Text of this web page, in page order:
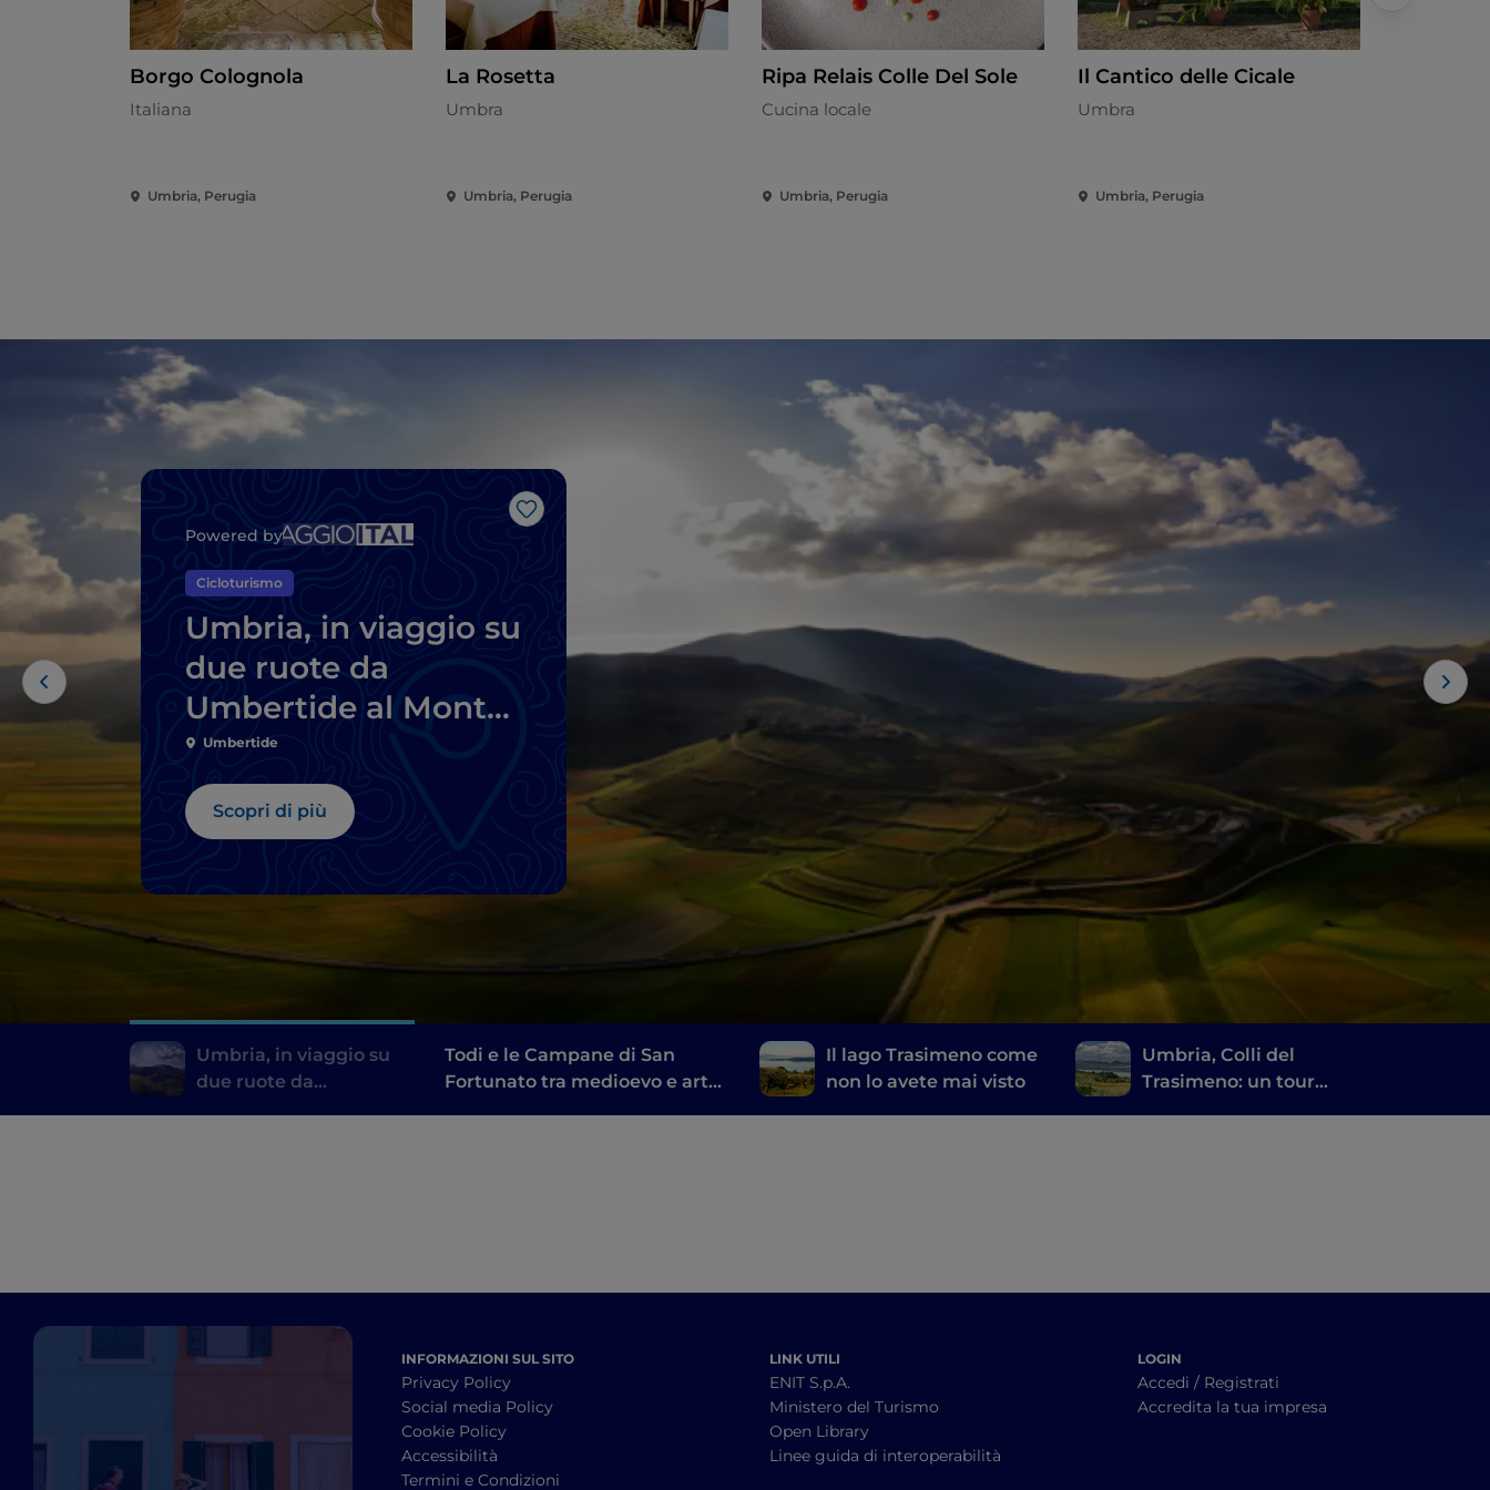
Borgo Colognola
Italiana
Umbria, Perugia
La Rosetta
Umbra
Umbria, Perugia
Ripa Relais Colle Del Sole
Cucina locale
Umbria, Perugia
Il Cantico delle Cicale
Umbra
Umbria, Perugia
Like
Powered by
Cicloturismo
Umbria, in viaggio su
due ruote da
Umbertide al Monte
Cucco
Umbertide
Scopri di più
Umbria, in viaggio su
due ruote da
Todi e le Campane di San
Fortunato tra medioevo e arte
Il lago Trasimeno come
non lo avete mai visto
Umbria, Colli del
Trasimeno: un tour
INFORMAZIONI SUL SITO
Privacy Policy
Social media Policy
Cookie Policy
Accessibilità
Termini e Condizioni
LINK UTILI
ENIT S.p.A.
Ministero del Turismo
Open Library
Linee guida di interoperabilità
LOGIN
Accedi / Registrati
Accredita la tua impresa